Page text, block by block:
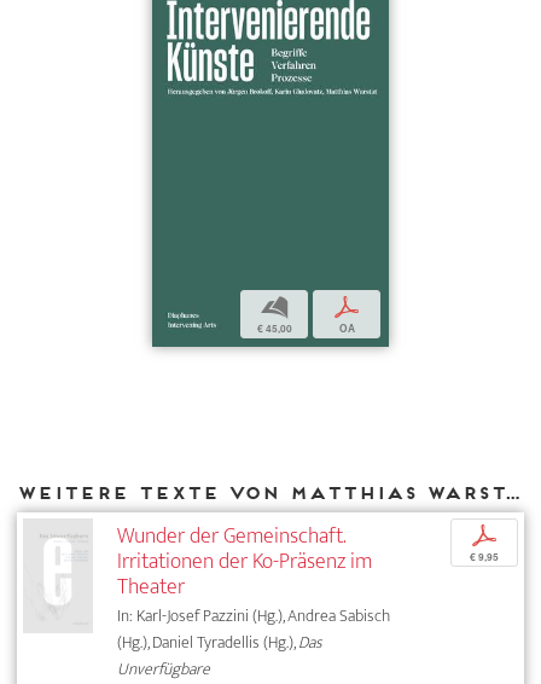
b
€ 45,00
p
OA
Weitere Texte von Matthias Warstat bei DIAPHANES
Wunder der Gemeinschaft.
Irritationen der Ko-Präsenz im
Theater
In: Karl-Josef Pazzini (Hg.), Andrea Sabisch
(Hg.), Daniel Tyradellis (Hg.),Das
Unverfügbare
p
€ 9,95